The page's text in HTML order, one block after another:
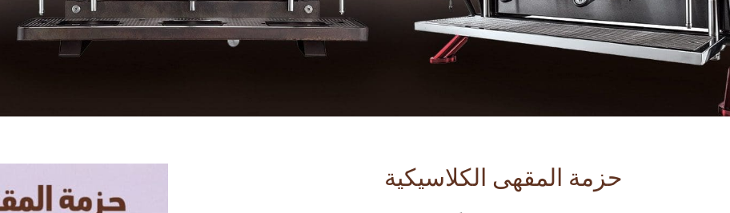
حزمة المقهى الكلاسيكية